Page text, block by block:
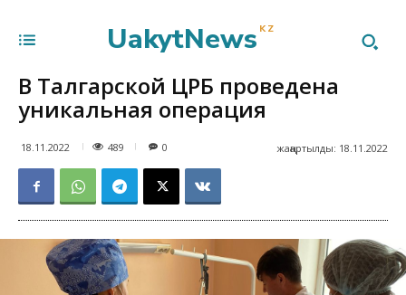
UakytNews KZ
В Талгарской ЦРБ проведена
уникальная операция
18.11.2022 489 жаңартылды: 18.11.2022
0